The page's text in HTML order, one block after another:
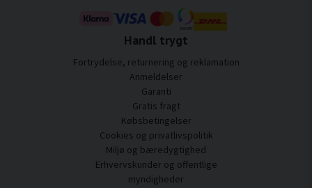
Handl trygt
Fortrydelse, returnering og reklamation
Anmeldelser
Garanti
Gratis fragt
Købsbetingelser
Cookies og privatlivspolitik
Miljø og bæredygtighed
Erhvervskunder og offentlige
myndigheder